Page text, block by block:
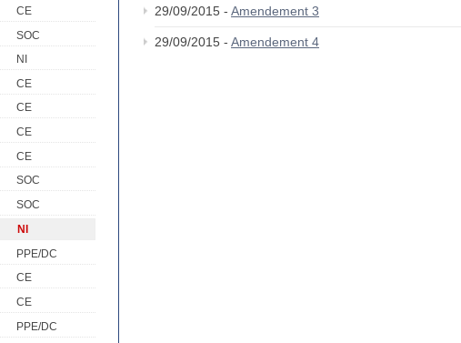
CE
SOC
NI
CE
CE
CE
CE
SOC
SOC
NI
PPE/DC
CE
CE
PPE/DC
29/09/2015 - Amendement 3
29/09/2015 - Amendement 4